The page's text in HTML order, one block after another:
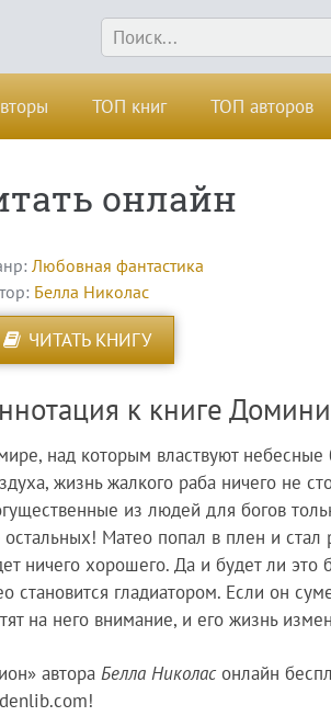
ТОП книг ТОП авторов
онлайн
Любовная фантастика
Белла Николас
ЧИТАТЬ КНИГУ
к книге
над которым властвуют небесные
жизнь жалкого раба ничего не
из людей для богов
остальных! Матео попал в плен и
ничего хорошего. Да и будет ли
становится гладиатором. Если он
на него внимание, и его жизнь
автора Белла Николасонлайн